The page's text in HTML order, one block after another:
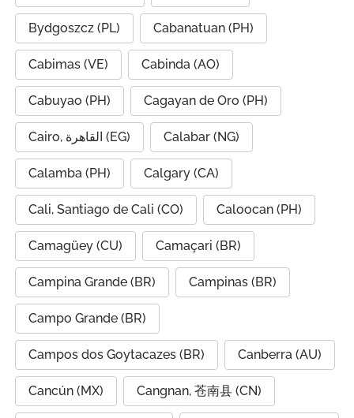
Bydgoszcz (PL) Cabanatuan (PH)
Cabimas (VE) Cabinda (AO)
Cabuyao (PH) Cagayan de Oro (PH)
Cairo, القاهرة (EG) Calabar (NG)
Calamba (PH) Calgary (CA)
Cali, Santiago de Cali (CO) Caloocan (PH)
Camagüey (CU) Camaçari (BR)
Campina Grande (BR) Campinas (BR)
Campo Grande (BR)
Campos dos Goytacazes (BR) Canberra (AU)
Cancún (MX) Cangnan, 苍南县 (CN)